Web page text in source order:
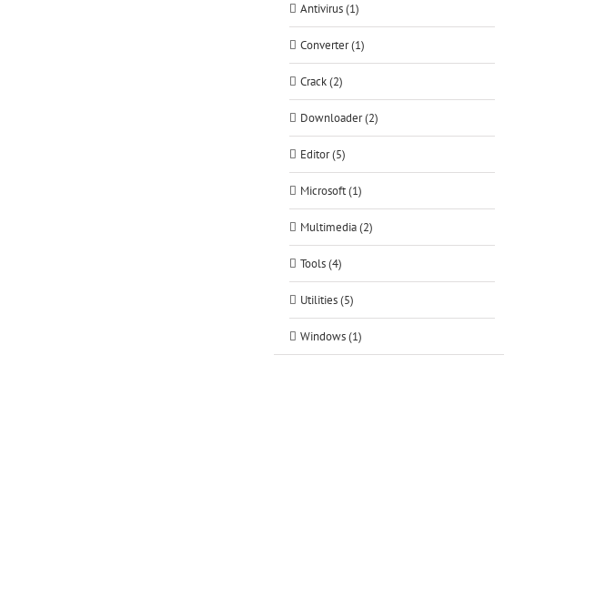
Antivirus (1)
Converter (1)
Crack (2)
Downloader (2)
Editor (5)
Microsoft (1)
Multimedia (2)
Tools (4)
Utilities (5)
Windows (1)